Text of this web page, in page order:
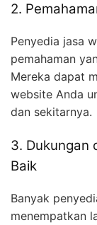
2.
Penyedia jasa
pemahaman
Mereka dapat
website Anda
dan sekitarnya.
3. Dukungan
Baik
Banyak
menempatkan